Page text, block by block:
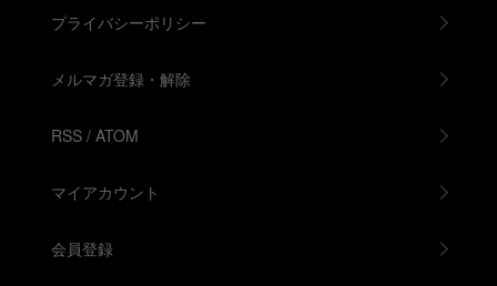
プライバシーポリシー
メルマガ登録・解除
RSS /ATOM
マイアカウント
会員登録